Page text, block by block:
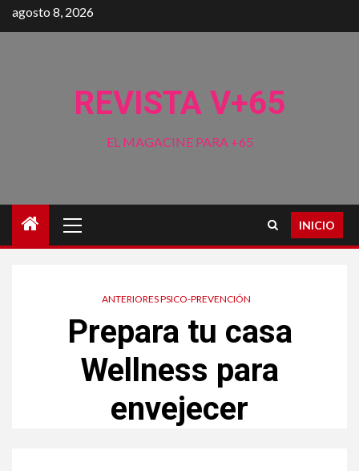
Saltar
al
agosto 8, 2026
REVISTA V+65
EL MAGACINE PARA +65
principal
INICIO
ANTERIORES PSICO-PREVENCIÓN
Prepara tu casa
Wellness para
envejecer